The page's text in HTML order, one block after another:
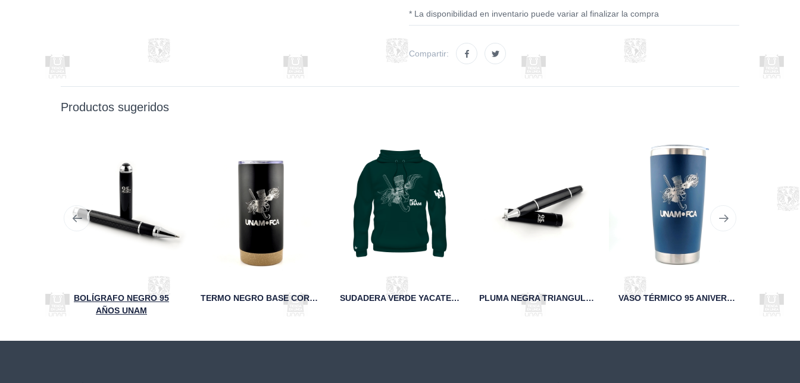
* La disponibilidad en inventario puede variar al finalizar la compra
Compartir:
Productos sugeridos
BOLÍGRAFO NEGRO 95
AÑOS UNAM
TERMO NEGRO BASE CORCHO UNAM FCA SUDADERA VERDE YACATECUHTLI FCA UNAM PLUMA NEGRA TRIANGULAR 95 AÑOS UNAM VASO TÉRMICO 95 ANIVERSARIO FCA UNAM MARINO